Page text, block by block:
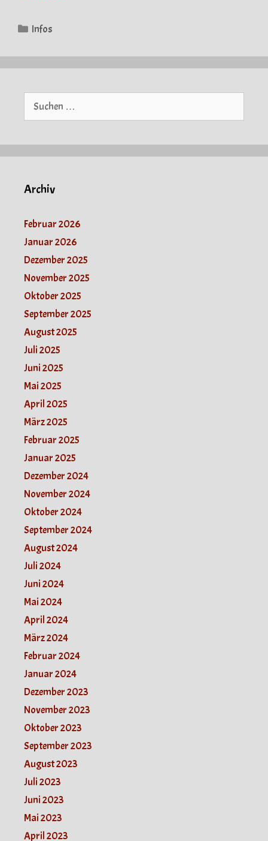
Kategorien
Infos
Suche
Archiv
Februar 2026
Januar 2026
Dezember 2025
November 2025
Oktober 2025
September 2025
August 2025
Juli 2025
Juni 2025
Mai 2025
April 2025
März 2025
Februar 2025
Januar 2025
Dezember 2024
November 2024
Oktober 2024
September 2024
August 2024
Juli 2024
Juni 2024
Mai 2024
April 2024
März 2024
Februar 2024
Januar 2024
Dezember 2023
November 2023
Oktober 2023
September 2023
August 2023
Juli 2023
Juni 2023
Mai 2023
April 2023